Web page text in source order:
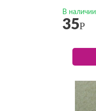
В наличии
35Р